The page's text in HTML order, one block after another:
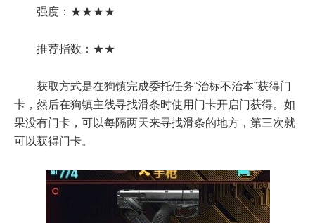
强度：★★★★
推荐指数：★★
获取方式是在狗镇完成委托任务“治标不治本”获得门
卡，然后在狗镇主线寻找滑条时使用门卡开启门获得。如
果没有门卡，可以每隔两天来寻找滑条的地方，第三次就
可以获得门卡。